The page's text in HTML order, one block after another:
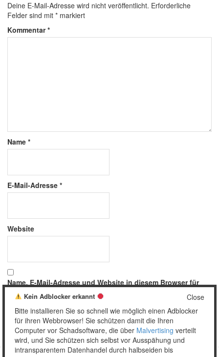
Deine E-Mail-Adresse wird nicht veröffentlicht. Erforderliche
Felder sind mit * markiert
Kommentar*
Name *
E-Mail-Adresse *
Website
Name, E-Mail-Adresse und Website in diesem Browser für
meinen nächsten Kommentar speichern.
Close
Kein Adblocker erkannt
Bitte installieren Sie so schnell wie möglich einen Adblocker
für ihren Webbrowser! Sie schützen damit die Ihren
Computer vor Schadsoftware, die über Malvertising verteilt
wird, und Sie schützen sich selbst vor Ausspähung und
intransparentem Datenhandel durch halbseiden bis